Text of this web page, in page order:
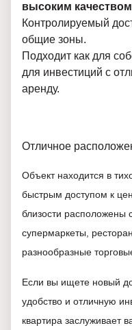
высоким
Контролируемый
общие зоны.
Подходит как для
для инвестиций с
аренду.
Отличное
Объект находится в
быстрым доступом к
близости расположены
супермаркеты,
разнообразные
Если вы ищете новый
удобство и отличную
квартира заслуживает